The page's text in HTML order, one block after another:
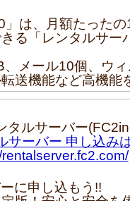
は、月額たった
る「レンタルサー
メール10個、ウ
送機能など高機能
タルサーバー
サーバー 申し込み
rentalserver.fc2.com/
に申し込もう!!